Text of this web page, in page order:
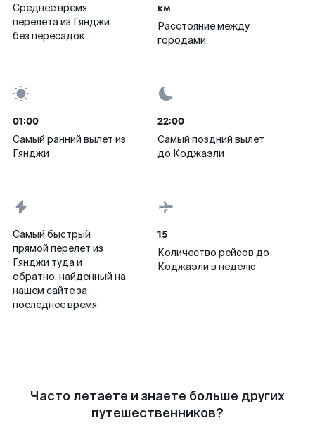
Среднее время
перелета из Гянджи
без пересадок
км
Расстояние между
городами
01:00
Самый ранний вылет из
Гянджи
22:00
Самый поздний вылет
до Коджаэли
Самый быстрый
прямой перелет из
Гянджи туда и
обратно, найденный на
нашем сайте за
последнее время
15
Количество рейсов до
Коджаэли в неделю
Часто летаете и знаете больше других
путешественников?